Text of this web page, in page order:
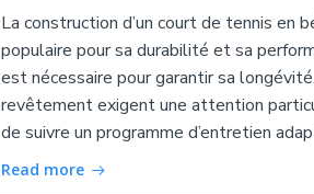
La construction d’un court de tennis en
populaire pour sa durabilité et sa
est nécessaire pour garantir sa
revêtement exigent une attention
de suivre un programme d’entretien
Read more